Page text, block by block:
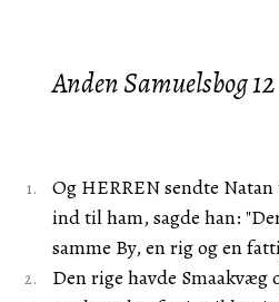
Anden Samuelsbog 12
Og HERREN sendte
ind til ham, sagde han:
samme By, en rig og en
Den rige havde